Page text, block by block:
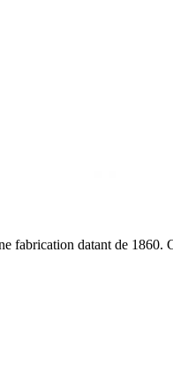
fabrication datant de 1860.